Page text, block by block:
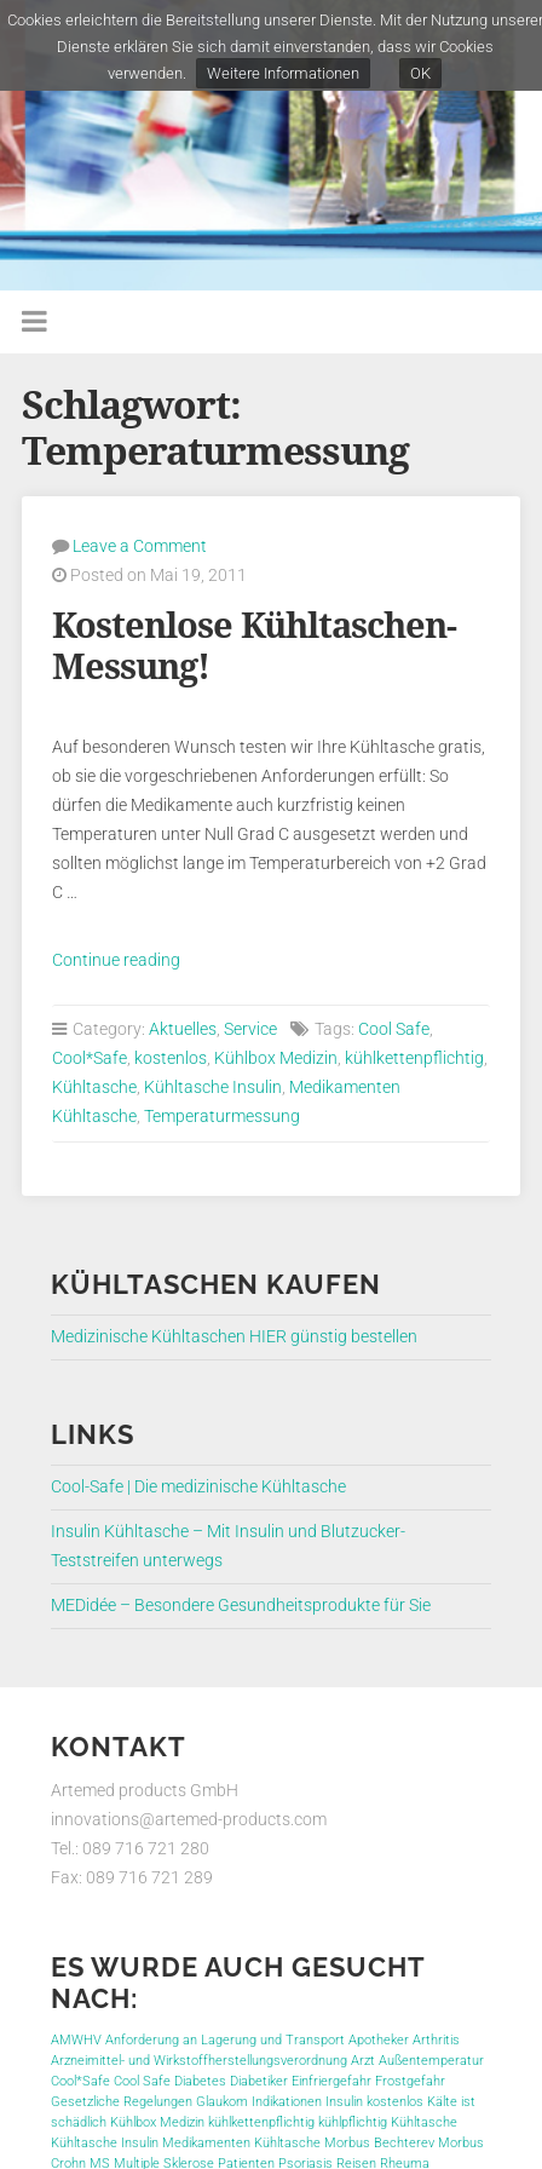
Schlagwort:
Temperaturmessung
Leave a Comment
Posted on Mai 19, 2011
Kostenlose Kühltaschen-
Messung!
Auf besonderen Wunsch testen wir Ihre Kühltasche gratis,
ob sie die vorgeschriebenen Anforderungen erfüllt: So
dürfen die Medikamente auch kurzfristig keinen
Temperaturen unter Null Grad C ausgesetzt werden und
sollten möglichst lange im Temperaturbereich von +2 Grad
C …
Continue reading„Kostenlose
Messung!“
Category: Aktuelles, Service Tags: Cool Safe,
Cool*Safe, kostenlos, Kühlbox Medizin, kühlkettenpflichtig,
Kühltasche, Kühltasche Insulin, Medikamenten
Kühltasche, Temperaturmessung
KÜHLTASCHEN KAUFEN
Medizinische Kühltaschen HIER günstig bestellen
LINKS
Cool-Safe | Die medizinische Kühltasche
Insulin Kühltasche – Mit Insulin und Blutzucker-
Teststreifen unterwegs
MEDidée – Besondere Gesundheitsprodukte für Sie
KONTAKT
Artemed products GmbH
innovations@artemed-products.com
Tel.: 089 716 721 280
Fax: 089 716 721 289
ES WURDE AUCH GESUCHT
NACH:
AMWHV Anforderung an Lagerung und Transport Apotheker Arthritis
Arzneimittel- und Wirkstoffherstellungsverordnung Arzt Außentemperatur
Cool*Safe Cool Safe Diabetes Diabetiker Einfriergefahr Frostgefahr
Gesetzliche Regelungen Glaukom Indikationen Insulin kostenlos Kälte ist
schädlich Kühlbox Medizin kühlkettenpflichtig kühlpflichtig Kühltasche
Kühltasche Insulin Medikamenten Kühltasche Morbus Bechterev Morbus
Crohn MS Multiple Sklerose Patienten Psoriasis Reisen Rheuma
Cookies erleichtern die Bereitstellung unserer Dienste. Mit der Nutzung unserer
Dienste erklären Sie sich damit einverstanden, dass wir Cookies
verwenden.
Weitere Informationen OK